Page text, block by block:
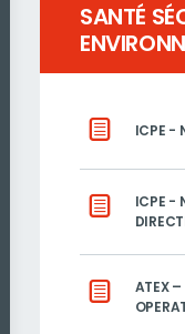
SANTÉ
ICPE -
ICPE -
ATEX –